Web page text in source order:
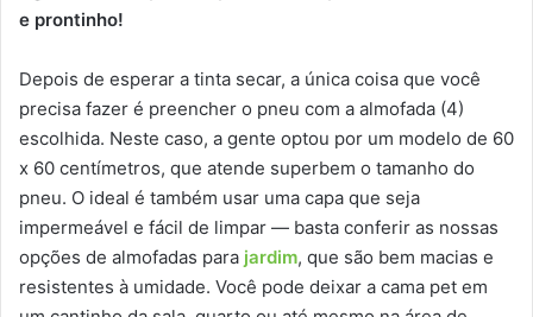
e prontinho!
Depois de esperar a tinta secar, a única coisa que você
precisa fazer é preencher o pneu com a almofada (4)
escolhida. Neste caso, a gente optou por um modelo de 60
x 60 centímetros, que atende superbem o tamanho do
pneu. O ideal é também usar uma capa que seja
impermeável e fácil de limpar — basta conferir as nossas
opções de almofadas para jardim, que são bem macias e
resistentes à umidade. Você pode deixar a cama pet em